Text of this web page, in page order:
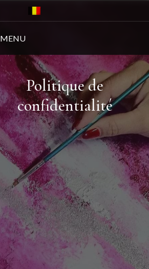
MENU
Politique de
confidentialité